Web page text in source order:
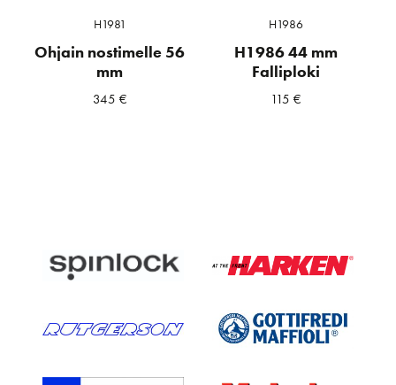
H1981
Ohjain nostimelle 56
mm
345 €
H1986
H1986 44 mm
Falliploki
115€